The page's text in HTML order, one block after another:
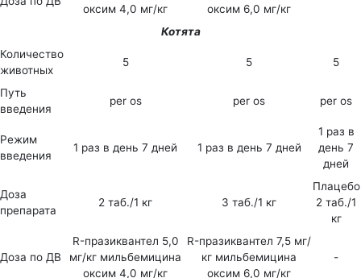
оксим 4,0 мг/кг
оксим 6,0 мг/кг
Котята
Количество
животных
5 5 5
Путь
введения
per os per os per os
Режим
введения
1 раз в день 7 дней 1 раз в день 7 дней
1 раз в
день 7
дней
Доза
препарата
2 таб./1 кг 3 таб./1 кг
Плацебо
2 таб./1
кг
Доза по ДВ
R-празиквантел 5,0
мг/кг мильбемицина
оксим 4,0 мг/кг
R-празиквантел 7,5 мг/
кг мильбемицина
оксим 6,0 мг/кг
-